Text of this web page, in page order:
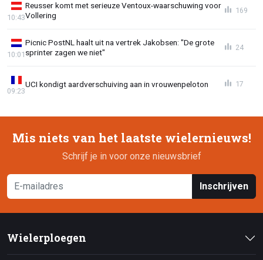
Reusser komt met serieuze Ventoux-waarschuwing voor
Vollering
10:43
169
Picnic PostNL haalt uit na vertrek Jakobsen: "De grote
sprinter zagen we niet"
10:01
24
UCI kondigt aardverschuiving aan in vrouwenpeloton
09:23
17
Mis niets van het laatste wielernieuws!
Schrijf je in voor onze nieuwsbrief
Inschrijven
Wielerploegen